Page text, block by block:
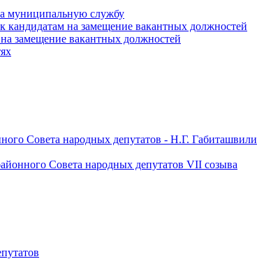
муниципальную службу
кандидатам на замещение вакантных должностей
замещение вакантных должностей
Совета народных депутатов - Н.Г. Габиташвили
Совета народных депутатов VII созыва